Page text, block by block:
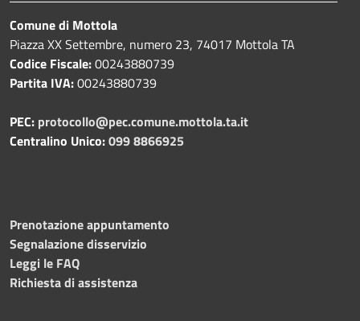
Comune di Mottola
Piazza XX Settembre, numero 23, 74017 Mottola TA
Codice Fiscale:00243880739
Partita IVA:00243880739
PEC: protocollo@pec.comune.mottola.ta.it
Centralino Unico:099 8866925
Prenotazione appuntamento
Segnalazione disservizio
Leggi le FAQ
Richiesta di assistenza